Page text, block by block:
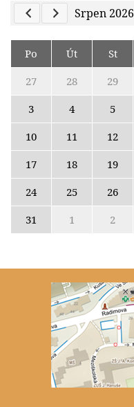
Previous Calendar
Next Calendar
Srpen 2026
Po Út St
27
28 29
3
4 5
10
11 12
17
18 19
24
25 26
31
1 2